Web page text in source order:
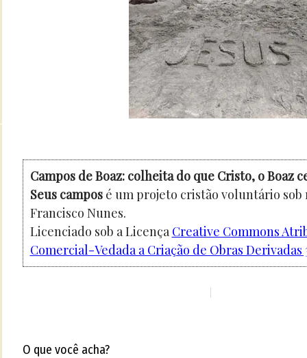
Campos de Boaz: colheita do que Cristo, o Boaz
Seus camposé um projeto cristão voluntário sob
Francisco Nunes.
Licenciado sob a Licença Creative Commons
Comercial-Vedada a Criação de Obras Derivadas
O que você acha?